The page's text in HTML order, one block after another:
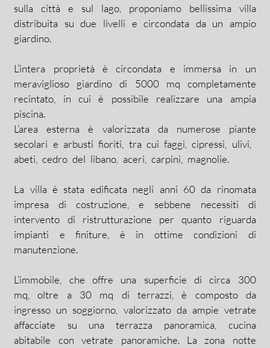
sulla città e sul lago, proponiamo bellissima villa
distribuita su due livelli e circondata da un ampio
giardino.
L’intera proprietà è circondata e immersa in un
meraviglioso giardino di 5000 mq completamente
recintato, in cui è possibile realizzare una ampia
piscina.
L’area esterna è valorizzata da numerose piante
secolari e arbusti fioriti, tra cui faggi, cipressi, ulivi,
abeti, cedro del libano, aceri, carpini, magnolie.
La villa è stata edificata negli anni 60 da rinomata
impresa di costruzione, e sebbene necessiti di
intervento di ristrutturazione per quanto riguarda
impianti e finiture, è in ottime condizioni di
manutenzione.
L’immobile, che offre una superficie di circa 300
mq, oltre a 30 mq di terrazzi, è composto da
ingresso un soggiorno, valorizzato da ampie vetrate
affacciate su una terrazza panoramica, cucina
abitabile con vetrate panoramiche. La zona notte